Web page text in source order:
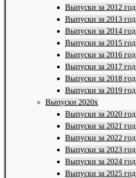
Выпуски за 2012 год
Выпуски за 2013 год
Выпуски за 2014 год
Выпуски за 2015 год
Выпуски за 2016 год
Выпуски за 2017 год
Выпуски за 2018 год
Выпуски за 2019 год
Выпуски 2020х
Выпуски за 2020 год
Выпуски за 2021 год
Выпуски за 2022 год
Выпуски за 2023 год
Выпуски за 2024 год
Выпуски за 2025 год